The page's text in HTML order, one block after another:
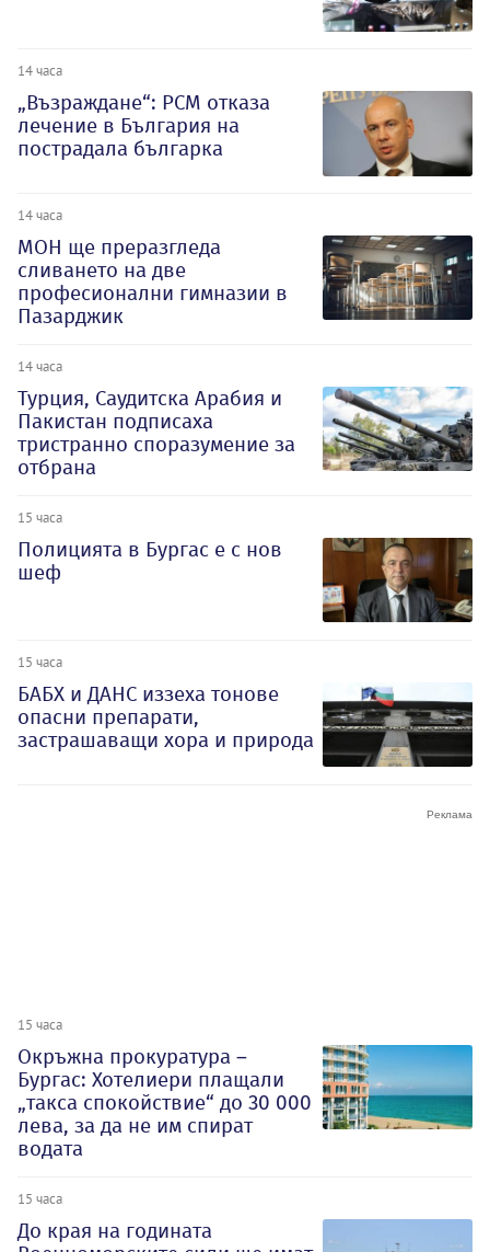
14 часа
„Възраждане“: РСМ отказа
лечение в България на
пострадала българка
14 часа
МОН ще преразгледа
сливането на две
професионални гимназии в
Пазарджик
14 часа
Турция, Саудитска Арабия и
Пакистан подписаха
тристранно споразумение за
отбрана
15 часа
Полицията в Бургас е с нов
шеф
15 часа
БАБХ и ДАНС иззеха тонове
опасни препарати,
застрашаващи хора и природа
15 часа
Окръжна прокуратура –
Бургас: Хотелиери плащали
„такса спокойствие“ до 30 000
лева, за да не им спират
водата
15 часа
До края на годината